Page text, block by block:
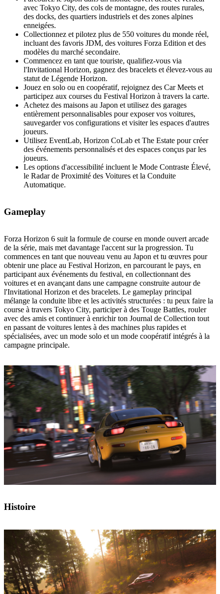
avec Tokyo City, des cols de montagne, des routes rurales,
des docks, des quartiers industriels et des zones alpines
enneigées.
Collectionnez et pilotez plus de 550 voitures du monde réel,
incluant des favoris JDM, des voitures Forza Edition et des
modèles du marché secondaire.
Commencez en tant que touriste, qualifiez-vous via
l'Invitational Horizon, gagnez des bracelets et élevez-vous au
statut de Légende Horizon.
Jouez en solo ou en coopératif, rejoignez des Car Meets et
participez aux courses du Festival Horizon à travers la carte.
Achetez des maisons au Japon et utilisez des garages
entièrement personnalisables pour exposer vos voitures,
sauvegarder vos configurations et visiter les espaces d'autres
joueurs.
Utilisez EventLab, Horizon CoLab et The Estate pour créer
des événements personnalisés et des espaces conçus par les
joueurs.
Les options d'accessibilité incluent le Mode Contraste Élevé,
le Radar de Proximité des Voitures et la Conduite
Automatique.
Gameplay
Forza Horizon 6 suit la formule de course en monde ouvert arcade
de la série, mais met davantage l'accent sur la progression. Tu
commences en tant que nouveau venu au Japon et tu œuvres pour
obtenir une place au Festival Horizon, en parcourant le pays, en
participant aux événements du festival, en collectionnant des
voitures et en avançant dans une campagne construite autour de
l'Invitational Horizon et des bracelets. Le gameplay principal
mélange la conduite libre et les activités structurées : tu peux faire la
course à travers Tokyo City, participer à des Touge Battles, rouler
avec des amis et continuer à enrichir ton Journal de Collection tout
en passant de voitures lentes à des machines plus rapides et
spécialisées, avec un mode solo et un mode coopératif intégrés à la
campagne principale.
Histoire